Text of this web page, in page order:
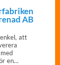
AB
att
en